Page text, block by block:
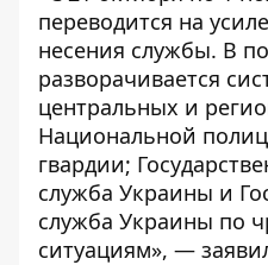
переводится на
несения службы. В
разворачивается
центральных и
Национальной
гвардии;
служба Украины и
служба Украины по
ситуациям», —